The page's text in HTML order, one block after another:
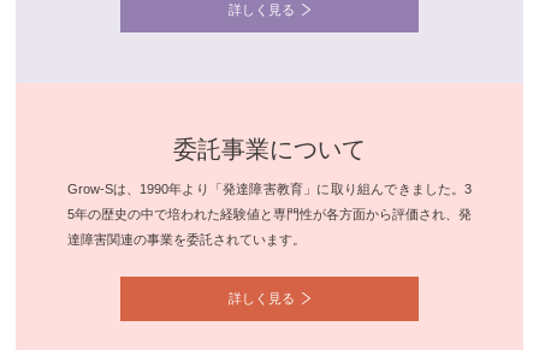
詳しく見る
委託事業について
Grow-Sは、1990年より「発達障害教育」に取り組んできました。3
5年の歴史の中で培われた経験値と専門性が各方面から評価され、発
達障害関連の事業を委託されています。
詳しく見る